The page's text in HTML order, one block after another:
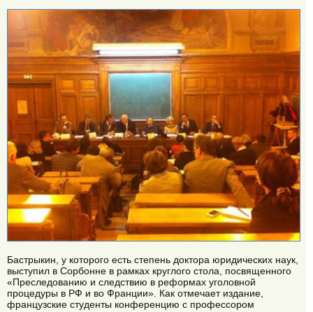
Бастрыкин, у которого есть степень доктора юридических наук,
выступил в Сорбонне в рамках круглого стола, посвященного
«Преследованию и следствию в реформах уголовной
процедуры в РФ и во Франции». Как отмечает издание,
французские студенты конференцию с профессором